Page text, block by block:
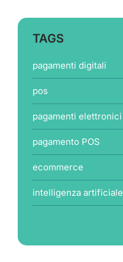
TAGS
pagamenti digitali
pos
pagamenti elettronici
pagamento POS
ecommerce
intelligenza artificiale